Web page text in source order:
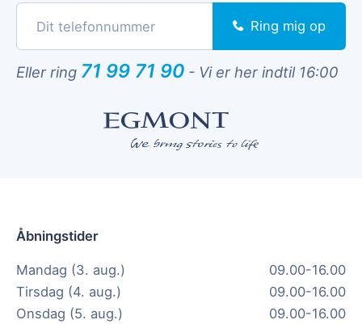
Ring mig op
Eller ring 71 99 71 90 - Vi er her indtil 16:00
Åbningstider
Mandag (3. aug.)
09.00-16.00
Tirsdag (4. aug.)
09.00-16.00
Onsdag (5. aug.)
09.00-16.00